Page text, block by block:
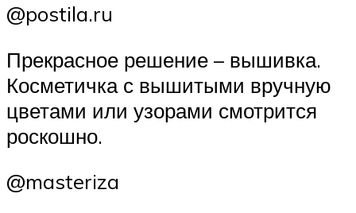
@postila.ru
Прекрасное решение – вышивка.
Косметичка с вышитыми вручную
цветами или узорами смотрится
роскошно.
@masteriza